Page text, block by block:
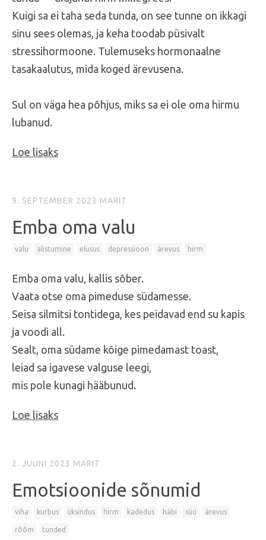
Kuigi sa ei taha seda tunda, on see tunne on ikkagi
sinu sees olemas, ja keha toodab püsivalt
stressihormoone. Tulemuseks hormonaalne
tasakaalutus, mida koged ärevusena.
Sul on väga hea põhjus, miks sa ei ole oma hirmu
lubanud.
Loe lisaks
9. SEPTEMBER 2023 MARIT
Emba oma valu
valu alistumine elusus depressioon ärevus hirm
Emba oma valu, kallis sõber.
Vaata otse oma pimeduse südamesse.
Seisa silmitsi tontidega, kes peidavad end su kapis
ja voodi all.
Sealt, oma südame kõige pimedamast toast,
leiad sa igavese valguse leegi,
mis pole kunagi hääbunud.
Loe lisaks
2. JUUNI 2023 MARIT
Emotsioonide sõnumid
viha kurbus üksindus hirm kadedus häbi süü ärevus
rõõm tunded